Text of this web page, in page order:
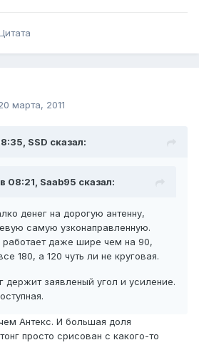
марта, 2011
SSD сказал:
08:21, Saab95 сказал:
денег на дорогую антенну,
самую узконаправленную.
работает даже шире чем на 90,
180, а 120 чуть ли не круговая.
держит заявленый угол и усиление.
Антекс. И большая доля
просто срисован с какого-то